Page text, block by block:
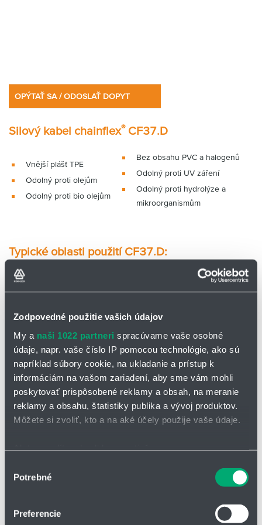
Zodpovedné použitie vašich údajov
My a naši 1022 partneri spracúvame vaše osobné
údaje, napr. vaše číslo IP pomocou technológie, ako sú
napríklad súbory cookie, na ukladanie a prístup k
informáciám na vašom zariadení, aby sme vám mohli
poskytovať prispôsobené reklamy a obsah, na meranie
reklamy a obsahu, štatistiky publika a vývoj produktov.
Môžete si zvoliť, kto a na aké účely použije vaše údaje.
polohe s presnosťou na niekoľko metrov
Viac informácií o tom, ako sa spracúvajú vaše osobné
súhlasu
Potrebné
Preferencie
OPÝTAŤ SA / ODOSLAŤ DOPYT
Silový kabel chainflex®CF37.D
Vnější plášť TPE
Odolný proti olejům
Odolný proti bio olejům
Bez obsahu PVC a halogenů
Odolný proti UV záření
Odolný proti hydrolýze a
mikroorganismům
Typické oblasti použití CF37.D:
Pro aplikace s nejvyšším zatížením
Téměř neomezená odolnost vůči olejům, včetně bio olejů
Samonosné pojezdy a kluzné aplikace do délky pojezdu až 400
m a více
Regálové zakládací a vyjímací jednotky pro high-bay sklady,
obráběcí stroje/obráběcí jednotky, pro rychlou manipulaci, čisté
prostory,vkládání polovodičů
Speciální, vysoce ohebný vodič
Energetický vodič opletený
vytlačovaná směs TPE